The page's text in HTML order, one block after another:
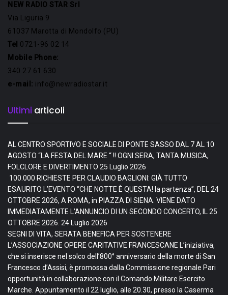
NEW RADIO STAR Srl
Via Liguria 9
61037 Marotta di Mondolfo (PU)
Tel 0721-96 02 14
Mobile Phone:
340 27 61 630
e-mail: info@newradiostar.it
Ultimi articoli
AL CENTRO SPORTIVO E SOCIALE DI PONTE SASSO DAL 7 AL 10
AGOSTO “LA FESTA DEL MARE “ !! OGNI SERA, TANTA MUSICA,
FOLCLORE E DIVERTIMENTO 25 Luglio 2026
100.000 RICHIESTE PER CLAUDIO BAGLIONI: GIÀ TUTTO
ESAURITO L’EVENTO “CHE NOTTE È QUESTA! la partenza”, DEL 24
OTTOBRE 2026, A ROMA, in PIAZZA DI SIENA. VIENE DATO
IMMEDIATAMENTE L’ANNUNCIO DI UN SECONDO CONCERTO, IL 25
OTTOBRE 2026. 24 Luglio 2026
SEGNI DI VITA, SERATA BENEFICA PER SOSTENERE
L’ASSOCIAZIONE OPERE CARITATIVE FRANCESCANE L’iniziativa,
che si inserisce nel solco dell’800° anniversario della morte di San
Francesco d’Assisi, è promossa dalla Commissione regionale Pari
opportunità in collaborazione con il Comando Militare Esercito
Marche. Appuntamento il 22 luglio, alle 20.30, presso la Caserma